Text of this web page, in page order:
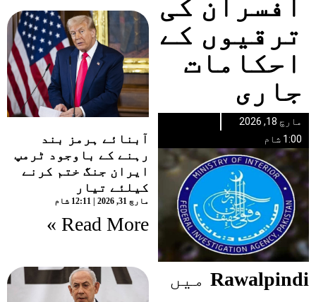
افسران کی
ترقیوں کے
احکامات
جاری
مارچ 18, 2026
1:00 شام
Rawalpindi میں
آبنائے ہرمز بند
رہنے کے باوجود ٹرمپ
ایران جنگ ختم کرنے
کیلئے تیار
مارچ 31, 2026 12:11 شام
Read More »